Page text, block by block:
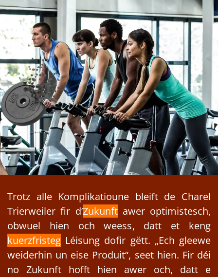
Trotz alle Komplikatioune bleift de Charel
Trierweiler fir d’Zukunftawer optimistesch,
obwuel hien och weess, datt et keng
kuerzfristeg Léisung dofir gëtt. „Ech gleewe
weiderhin un eise Produit“, seet hien. Fir déi
no Zukunft hofft hien awer och, datt e